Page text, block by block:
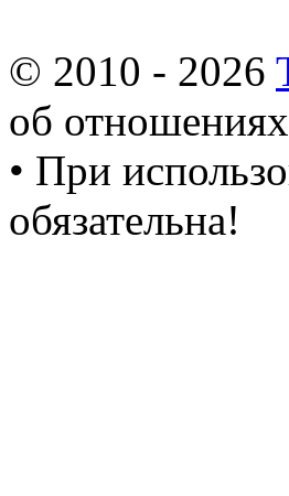
© 2010 - 2026
об
• При
обязательна!